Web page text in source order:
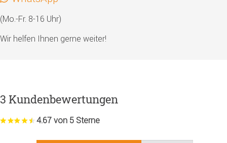
(Mo.-Fr. 8-16 Uhr)
Wir helfen Ihnen gerne weiter!
3 Kundenbewertungen
4.67 von 5 Sterne